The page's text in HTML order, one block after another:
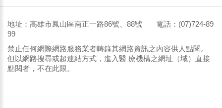
地址：高雄市鳳山區南正一路86號、88號 電話：(07)724-89
99
禁止任何網際網路服務業者轉錄其網路資訊之內容供人點閱。
但以網路搜尋或超連結方式，進入醫 療機構之網址（域）直接
點閱者，不在此限。